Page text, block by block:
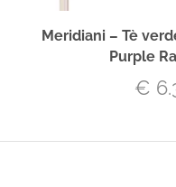
Meridiani – Tè
Purple
€